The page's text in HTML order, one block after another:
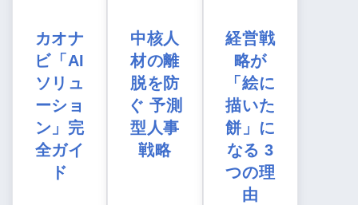
カオナ
ビ「AI
ソリュ
ーショ
ン」完
全ガイ
ド
中核人
材の離
脱を防
ぐ 予測
型人事
戦略
経営戦
略が
「絵に
描いた
餅」に
なる 3
つの理
由